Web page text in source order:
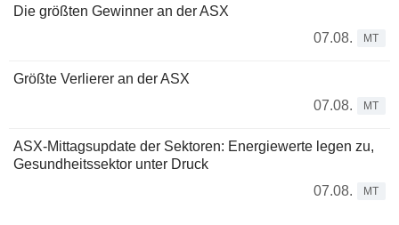
Die größten Gewinner an der ASX
07.08.
MT
Größte Verlierer an der ASX
07.08.
MT
ASX-Mittagsupdate der Sektoren: Energiewerte legen zu,
Gesundheitssektor unter Druck
07.08.
MT